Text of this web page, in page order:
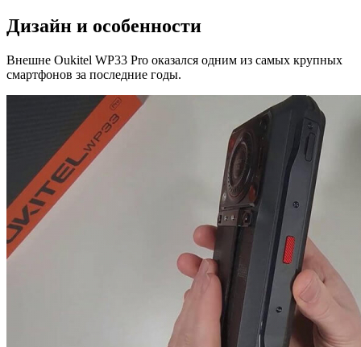
Дизайн и особенности
Внешне Oukitel WP33 Pro оказался одним из самых крупных
смартфонов за последние годы.